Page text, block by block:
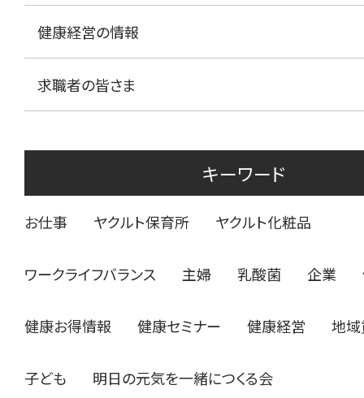
健康経営の情報
求職者の皆さま
キーワード
お仕事 ヤクルト保育所 ヤクルト化粧品
ワークライフバランス 主婦 乳酸菌 企業
健康お得情報 健康セミナー 健康経営 地
子ども 明日の元気を一緒につくる会